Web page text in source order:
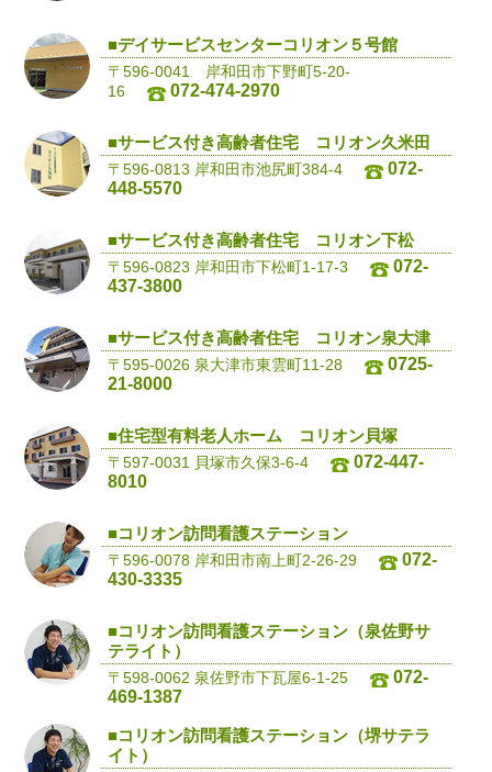
■デイサービスセンターコリオン５号館
〒596-0041 岸和田市下野町5-20-
16
072-474-2970
■サービス付き高齢者住宅 コリオン久米田
〒596-0813 岸和田市池尻町384-4
072-
448-5570
■サービス付き高齢者住宅 コリオン下松
〒596-0823 岸和田市下松町1-17-3
072-
437-3800
■サービス付き高齢者住宅 コリオン泉大津
〒595-0026 泉大津市東雲町11-28
0725-
21-8000
■住宅型有料老人ホーム コリオン貝塚
〒597-0031 貝塚市久保3-6-4
072-447-
8010
■コリオン訪問看護ステーション
〒596-0078 岸和田市南上町2-26-29
072-
430-3335
■コリオン訪問看護ステーション（泉佐野サ
テライト）
〒598-0062 泉佐野市下瓦屋6-1-25
072-
469-1387
■コリオン訪問看護ステーション（堺サテラ
イト）